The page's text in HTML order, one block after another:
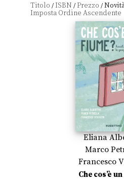
Titolo /ISBN /Prezzo /
Eliana
Marco
Francesco
Che cos’è